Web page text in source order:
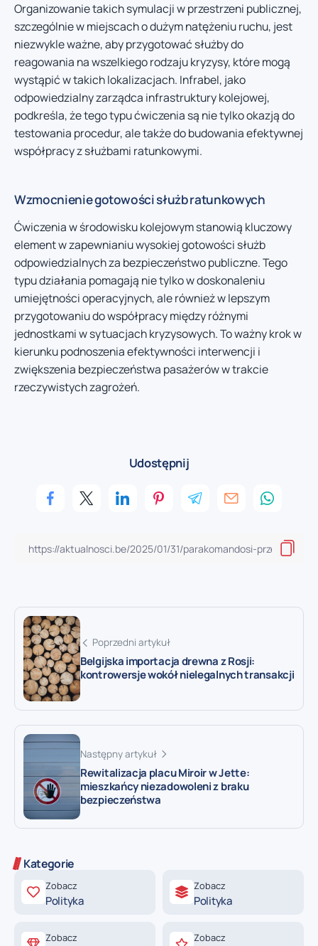
Organizowanie takich symulacji w przestrzeni publicznej,
szczególnie w miejscach o dużym natężeniu ruchu, jest
niezwykle ważne, aby przygotować służby do
reagowania na wszelkiego rodzaju kryzysy, które mogą
wystąpić w takich lokalizacjach. Infrabel, jako
odpowiedzialny zarządca infrastruktury kolejowej,
podkreśla, że tego typu ćwiczenia są nie tylko okazją do
testowania procedur, ale także do budowania efektywnej
współpracy z służbami ratunkowymi.
Wzmocnienie gotowości służb ratunkowych
Ćwiczenia w środowisku kolejowym stanowią kluczowy
element w zapewnianiu wysokiej gotowości służb
odpowiedzialnych za bezpieczeństwo publiczne. Tego
typu działania pomagają nie tylko w doskonaleniu
umiejętności operacyjnych, ale również w lepszym
przygotowaniu do współpracy między różnymi
jednostkami w sytuacjach kryzysowych. To ważny krok w
kierunku podnoszenia efektywności interwencji i
zwiększenia bezpieczeństwa pasażerów w trakcie
rzeczywistych zagrożeń.
Udostępnij
Poprzedni artykuł
Belgijska importacja drewna z Rosji:
kontrowersje wokół nielegalnych transakcji
Następny artykuł
Rewitalizacja placu Miroir w Jette:
mieszkańcy niezadowoleni z braku
bezpieczeństwa
Kategorie
Zobacz
Polityka
Zobacz
Polityka
Zobacz Zobacz